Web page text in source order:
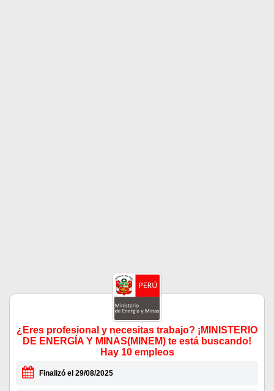
¿Eres profesional y necesitas trabajo? ¡MINISTERIO
DE ENERGÍA Y MINAS(MINEM) te está buscando!
Hay 10 empleos
Finalizó el 29/08/2025